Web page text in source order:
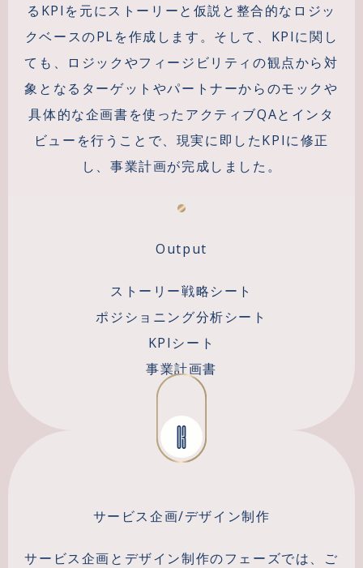
るKPIを元にストーリーと仮説と整合的なロジッ
クベースのPLを作成します。そして、KPIに関し
ても、ロジックやフィージビリティの観点から対
象となるターゲットやパートナーからのモックや
具体的な企画書を使ったアクティブQAとインタ
ビューを行うことで、現実に即したKPIに修正
し、事業計画が完成しました。
Output
ストーリー戦略シート
ポジショニング分析シート
KPIシート
事業計画書
03
サービス企画/デザイン制作
サービス企画とデザイン制作のフェーズでは、ご